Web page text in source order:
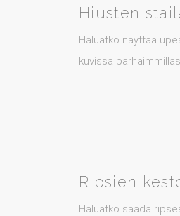
Hiusten
Haluatko näyttää
kuvissa
Ripsien
Haluatko saada